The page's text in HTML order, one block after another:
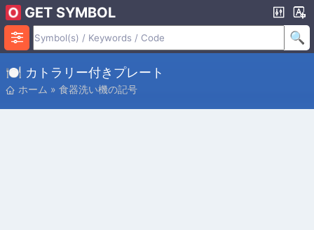
GET SYMBOL
🍽️ カトラリー付きプレート
ホーム » 食器洗い機の記号